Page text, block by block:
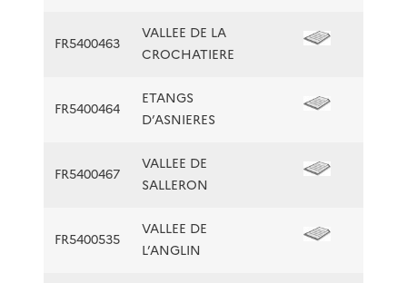
FR5400463
VALLEE DE LA
CROCHATIERE
FR5400464
ETANGS
D’ASNIERES
FR5400467
VALLEE DE
SALLERON
FR5400535
VALLEE DE
L’ANGLIN